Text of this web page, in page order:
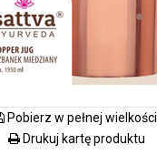
Pobierz w pełnej wielkości
Drukuj kartę produktu